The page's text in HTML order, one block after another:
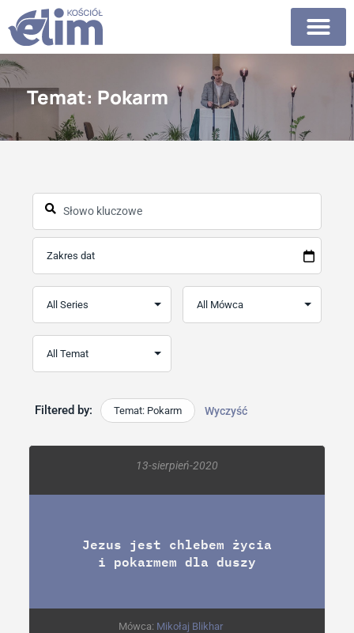
Temat: Pokarm
Filtered by: Temat: Pokarm Wyczyść
13-sierpień-2020
Jezus jest chlebem życia
i pokarmem dla duszy
Mówca: Mikołaj Blikhar